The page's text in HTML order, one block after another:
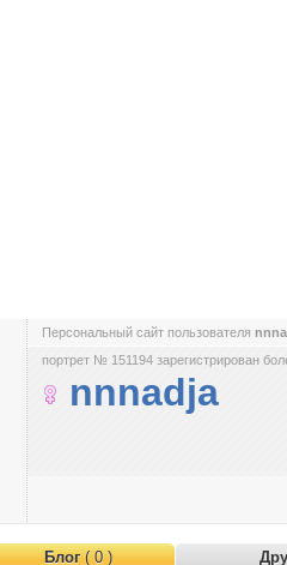
Персональный сайт пользователя
портрет № 151194 зарегистрирован
nnnadja
Блог( 0 )